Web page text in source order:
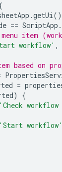
.getUi
== ScriptApp .
item
workflow' ,
based on
=
)
{
'Check
'Start workflow'